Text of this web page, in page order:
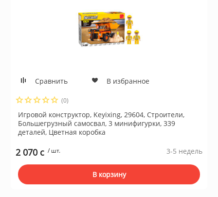
Сравнить В избранное
(0)
Игровой конструктор, Keyixing, 29604, Строители,
Большегрузный самосвал, 3 минифигурки, 339
деталей, Цветная коробка
2 070 c / шт. 3-5 недель
В корзину